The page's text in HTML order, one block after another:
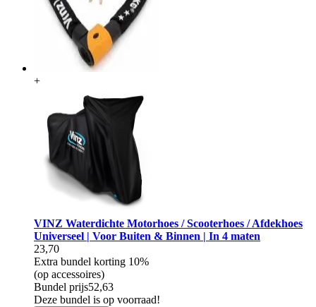
+
VINZ Waterdichte Motorhoes / Scooterhoes / Afdekhoes
Universeel | Voor Buiten & Binnen | In 4 maten
23,70
Extra bundel korting 10%
(op accessoires)
Bundel prijs52,63
Deze bundel is op voorraad!